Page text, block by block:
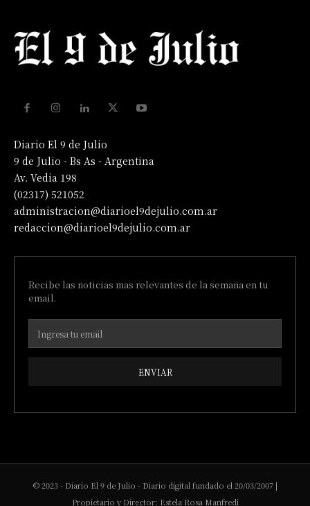
Diario El 9 de Julio
9 de Julio - Bs As - Argentina
Av. Vedia 198
(02317) 521052
administracion@diarioel9dejulio.com.ar
redaccion@diarioel9dejulio.com.ar
Recibe las noticias mas relevantes de la semana en tu
email.
ENVIAR
© 2023 - Diario El 9 de Julio - Diario digital fundado el 20/03/2007 |
Propietario y Director: Estela Rosa Manfredi